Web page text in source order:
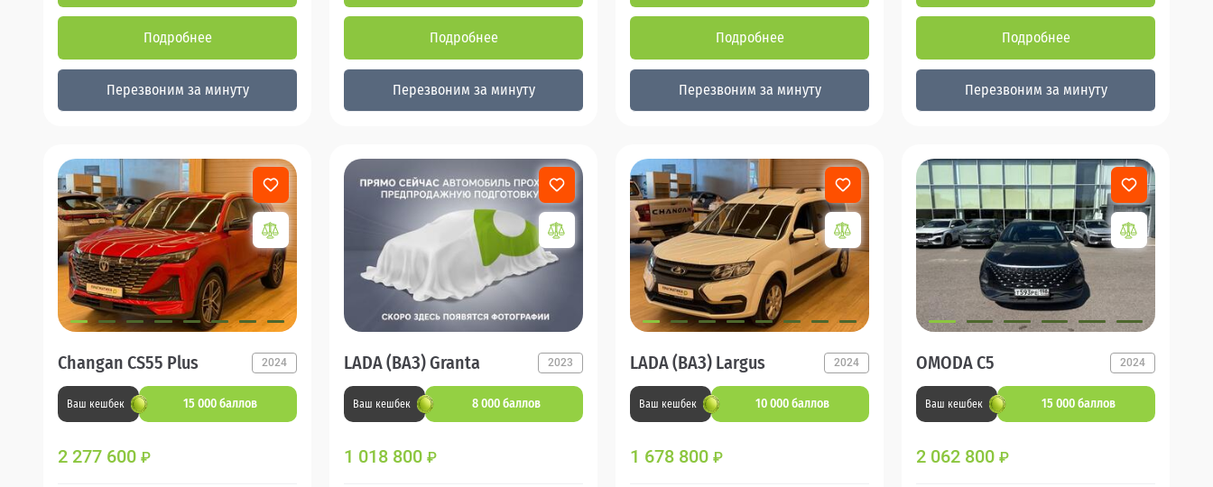
Подробнее
Перезвоним за минуту
Подробнее
Перезвоним за минуту
Подробнее
Перезвоним за минуту
Подробнее
Перезвоним за минуту
Changan CS55 Plus 2024
Ваш кешбек 15 000 баллов
2 277 600 ₽
LADA (ВАЗ) Granta 2023
Ваш кешбек 8 000 баллов
1 018 800 ₽
LADA (ВАЗ) Largus 2024
Ваш кешбек 10 000 баллов
1 678 800 ₽
OMODA C5 2024
Ваш кешбек 15 000 баллов
2 062 800 ₽